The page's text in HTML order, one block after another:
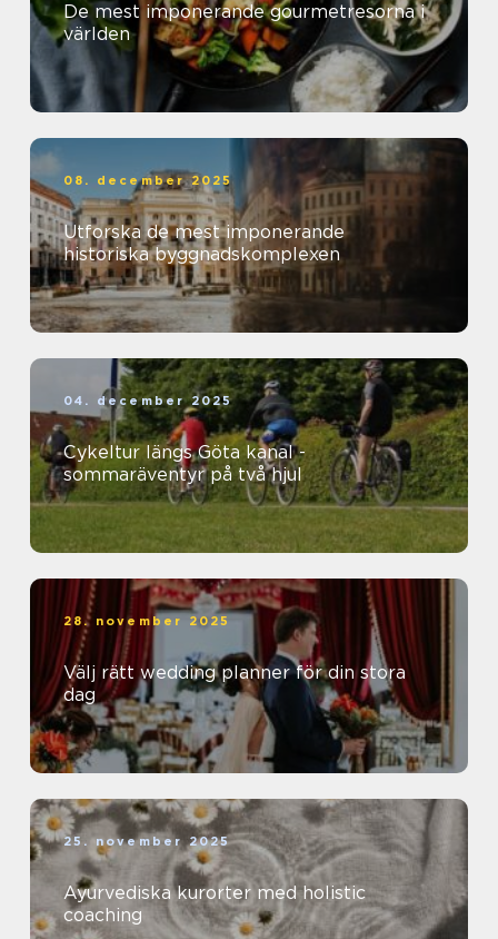
De mest imponerande gourmetresorna i
världen
08. december 2025
Utforska de mest imponerande
historiska byggnadskomplexen
04. december 2025
Cykeltur längs Göta kanal -
sommaräventyr på två hjul
28. november 2025
Välj rätt wedding planner för din stora
dag
25. november 2025
Ayurvediska kurorter med holistic
coaching